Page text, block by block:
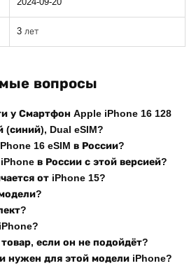
2024-09-20
3 лет
вопросы
у Смартфон Apple iPhone 16 128
Dual eSIM?
16 eSIM в России?
в России с этой версией?
от iPhone 15?
если он не подойдёт?
нужен для этой модели iPhone?